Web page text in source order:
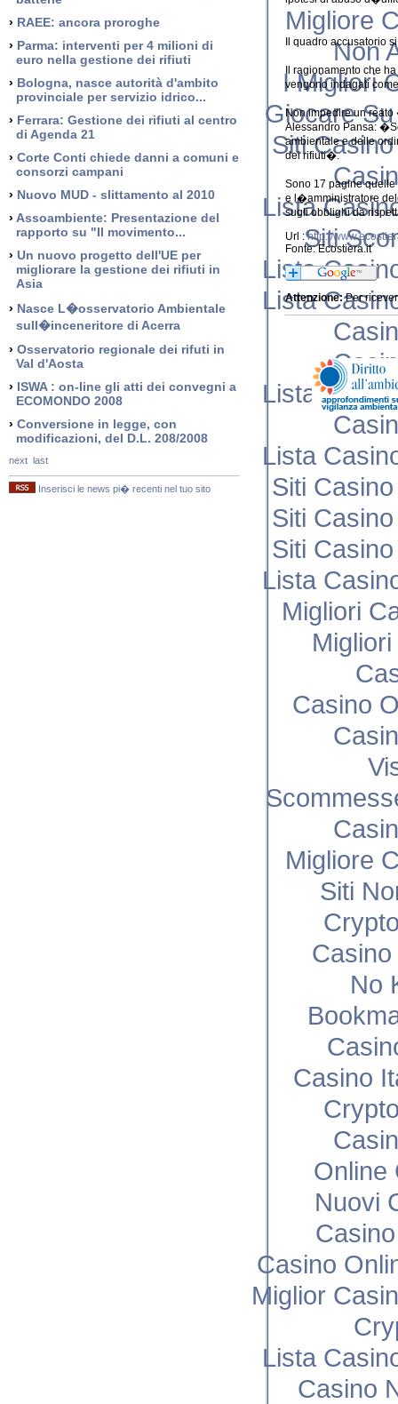
› RAEE: ancora proroghe
› Parma: interventi per 4 milioni di
euro nella gestione dei rifiuti
› Bologna, nasce autorità d'ambito
provinciale per servizio idrico...
› Ferrara: Gestione dei rifiuti al centro
di Agenda 21
› Corte Conti chiede danni a comuni e
consorzi campani
› Nuovo MUD - slittamento al 2010
› Assoambiente: Presentazione del
rapporto su "Il movimento...
› Un nuovo progetto dell'UE per
migliorare la gestione dei rifiuti in
Asia
› Nasce L�osservatorio Ambientale
sull�inceneritore di Acerra
› Osservatorio regionale dei rifuti in
Val d'Aosta
› ISWA : on-line gli atti dei convegni a
ECOMONDO 2008
› Conversione in legge, con
modificazioni, del D.L. 208/2008
next last
Inserisci le news pi� recenti nel tuo sito
Il quadro accusatorio
Il ragionamento che
vengono indagati
Non impedire un
Alessandro Pansa:
ambientale e delle
dei rifiuti�.
Sono 17 pagine
e l�amministratore
sugli obblighi da
Url :http://
Fonte: Ecostiera.it
Attenzione:Per
Migliore
Non
I Migliori
Giocare
Siti
Lista
Siti
Lista
Lista
Lista
Lista
Siti
Siti
Siti
Lista
Migliori
Casino
Migliore
Siti
No
Casino
Online
Nuovi
Casino
Miglior
Lista
Casino